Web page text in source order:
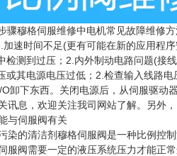
骤穆格伺服维修中电机常见故障维修
速时间不足(更有可能在新的应用程
测到过压；2.内外制动电路问题(接
或其电源电压过低；2.检查输入线路
卸下东西。关闭电源后，从伺服驱
讯息，欢迎关注我司网站了解。另外
与伺服阀有关
染的清洁剂穆格伺服阀是一种比例控
服阀需要一定的液压系统压力才能正